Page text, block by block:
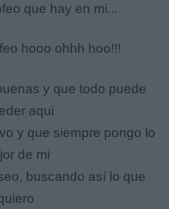
que hay en mi...
hooo ohhh hoo!!!
y que todo puede
aqui
y que siempre pongo lo
de mi
buscando así lo que